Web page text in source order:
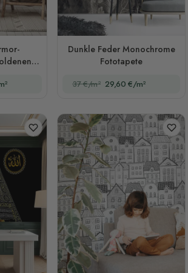
Dunkle Feder Monochrome
Fototapete
37 €/m² 29,60 €/m²